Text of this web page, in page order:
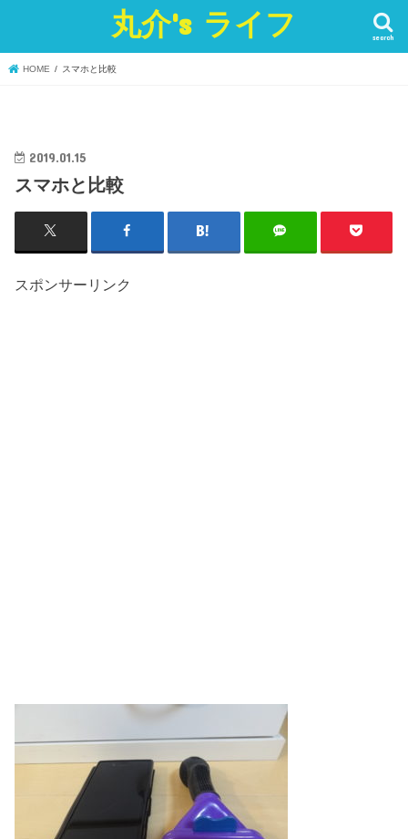
丸介's ライフ search
HOME スマホと比較
2019.01.15
スマホと比較
スポンサーリンク